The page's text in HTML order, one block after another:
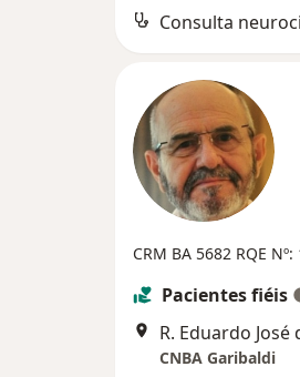
Consulta
CRM BA 5682 RQE
Pacientes fiéis
R. Eduardo
CNBA Garibaldi